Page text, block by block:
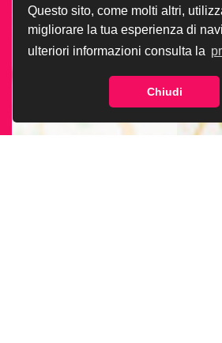
Questo sito, come molti altri,
migliorare la tua esperienza di
ulteriori informazioni consulta la
Chiudi